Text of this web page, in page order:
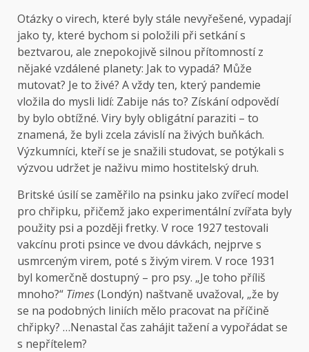
Otázky o virech, které byly stále nevyřešené, vypadají
jako ty, které bychom si položili při setkání s
beztvarou, ale znepokojivě silnou přítomností z
nějaké vzdálené planety: Jak to vypadá? Může
mutovat? Je to živé? A vždy ten, který pandemie
vložila do mysli lidí: Zabije nás to? Získání odpovědí
by bylo obtížné. Viry byly obligátní paraziti – to
znamená, že byli zcela závislí na živých buňkách.
Výzkumníci, kteří se je snažili studovat, se potýkali s
výzvou udržet je naživu mimo hostitelský druh.
Britské úsilí se zaměřilo na psinku jako zvířecí model
pro chřipku, přičemž jako experimentální zvířata byly
použity psi a později fretky. V roce 1927 testovali
vakcínu proti psince ve dvou dávkách, nejprve s
usmrceným virem, poté s živým virem. V roce 1931
byl komerčně dostupný – pro psy. „Je toho příliš
mnoho?“ Times(Londýn) naštvaně uvažoval, „že by
se na podobných liniích mělo pracovat na příčině
chřipky? …Nenastal čas zahájit tažení a vypořádat se
s nepřítelem?